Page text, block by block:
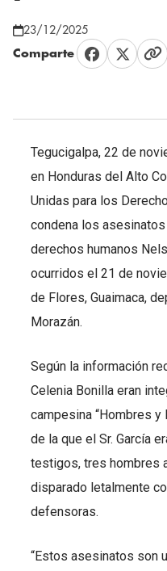
23/12/2025
Comparte
Tegucigalpa, 22 de
en Honduras del Alto
Unidas para los
condena los
derechos humanos
ocurridos el 21 de
de Flores, Guaimaca,
Morazán.
Según la información
Celenia Bonilla eran
campesina “Hombres y
de la que el Sr. García
testigos, tres hombres
disparado letalmente
defensoras.
“Estos asesinatos son